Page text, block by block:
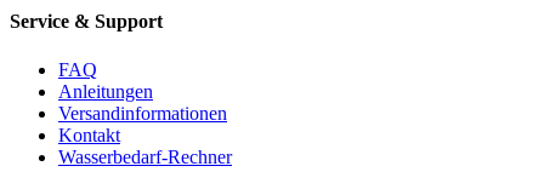
Service & Support
FAQ
Anleitungen
Versandinformationen
Kontakt
Wasserbedarf-Rechner